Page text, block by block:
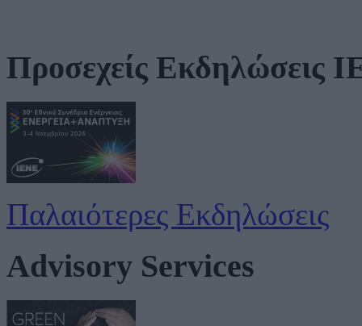
Προσεχείς Εκδηλώσεις
Παλαιότερες Εκδηλώσεις
Advisory Services